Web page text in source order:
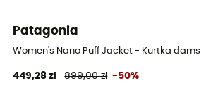
Patagonia
Women's Nano Puff Jacket - Kurtka damski
449,28 zł 899,00 zł -50%